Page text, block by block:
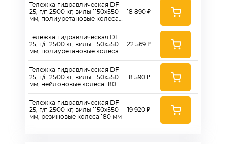
Тележка гидравлическая DF
25, г/п 2500 кг, вилы 1150x550
мм, полиуретановые колеса
Тележка гидравлическая DF
25, г/п 2500 кг, вилы 1150х550
мм, полиуретановые колеса
Тележка гидравлическая DF
25, г/п 2500 кг, вилы 1150x550
мм, нейлоновые колеса 180
Тележка гидравлическая DF
25, г/п 2500 кг, вилы 1150х550
мм, резиновые колеса 180 мм
18 890 ₽
22 569 ₽
18 590 ₽
19 920 ₽